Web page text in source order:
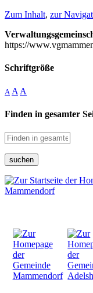
Zum Inhalt, zur
https://
Schriftgröße
A A A
Finden in gesamter
suchen